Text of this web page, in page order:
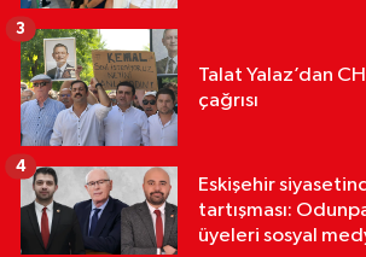
Talat Yalaz’dan
çağrısı
3
Eskişehir
tartışması:
üyeleri sosyal
4